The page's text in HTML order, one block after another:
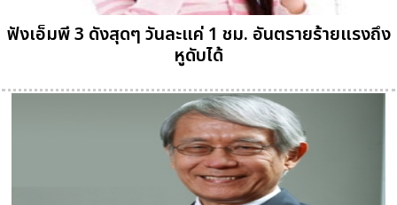
ฟังเอ็มพี 3 ดังสุดๆ วันละแค่ 1 ชม. อันตรายร้ายแรงถึง
หูดับได้